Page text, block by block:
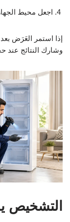
اجعل محيط
إذا استمر العَرَض
وشارك النتائج عند
التشخيص